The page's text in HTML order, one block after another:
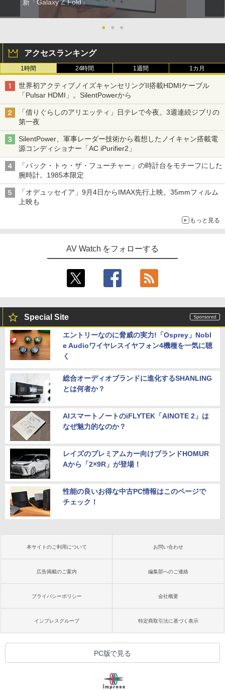
新「Galaxy Z Fold」
● ● ●
アクセスランキング
1時間 24時間 1週間 1カ月
世界初アクティブノイズキャンセリングII搭載HDMIケーブル
「Pulsar HDMI」。SilentPowerから
「借りぐらしのアリエッティ」日テレで今夜。3週連続ジブリの
第一夜
SilentPower、軍事レーダー技術から着想したノイキャン搭載電
源コンディショナー「AC iPurifier2」
「バック・トゥ・ザ・フューチャー」の時計台をモチーフにした
腕時計。1985本限定
「オデュッセイア」9月4日からIMAX先行上映。35mmフィルム
上映も
もっと見る
AV Watch をフォローする
Special Site
エントリーなのに脅威の実力!「Osprey」Nobl
e Audioワイヤレスイヤフォン4機種を一気に聴
く
総合オーディオブランドに進化するSHANLING
とは何者か？
AIスマートノートのiFLYTEK「AINOTE 2」は
なぜ魅力的なのか？
レイズのプレミアムカー向けブランドHOMUR
Aから「2×9R」が登場！
性能の良いお得な中古PC情報はこのページで
チェック！
本サイトのご利用について お問い合わせ
広告掲載のご案内 編集部へのご連絡
プライバシーポリシー 会社概要
インプレスグループ 特定商取引法に基づく表示
PC版で見る